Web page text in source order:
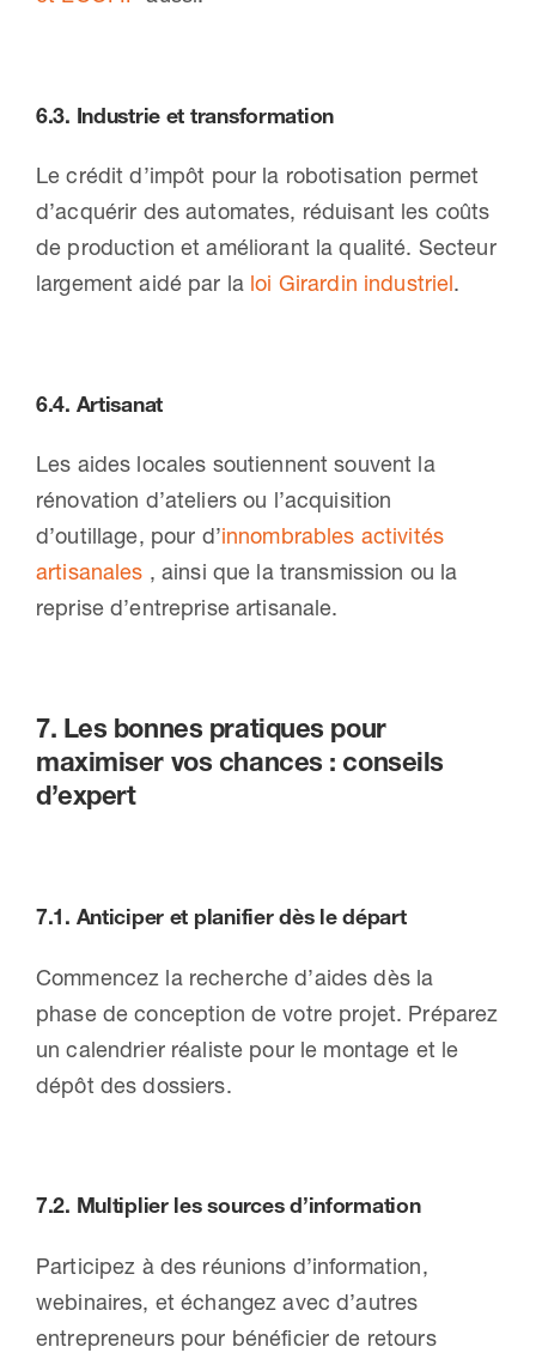
6.3. Industrie et transformation
Le crédit d’impôt pour la robotisation permet
d’acquérir des automates, réduisant les coûts
de production et améliorant la qualité. Secteur
largement aidé par la loi Girardin industriel.
6.4. Artisanat
Les aides locales soutiennent souvent la
rénovation d’ateliers ou l’acquisition
d’outillage, pour d’innombrables activités
artisanales , ainsi que la transmission ou la
reprise d’entreprise artisanale.
7. Les bonnes pratiques pour
maximiser vos chances : conseils
d’expert
7.1. Anticiper et planifierdès le départ
Commencez la recherche d’aides dès la
phase de conception de votre projet. Préparez
un calendrier réaliste pour le montage et le
dépôt des dossiers.
7.2. Multiplier les sources d’information
Participez à des réunions d’information,
webinaires, et échangez avec d’autres
entrepreneurs pour bénéficier de retours